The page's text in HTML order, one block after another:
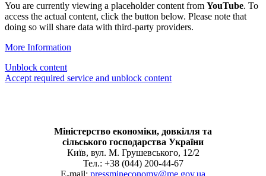
You are currently viewing a placeholder content from YouTube. To
access the actual content, click the button below. Please note that
doing so will share data with third-party providers.
More Information
Unblock content
Accept required service and unblock content
Міністерство економіки, довкілля та
сільського господарства України
Київ, вул. М. Грушевського, 12/2
Тел.: +38 (044) 200-44-67